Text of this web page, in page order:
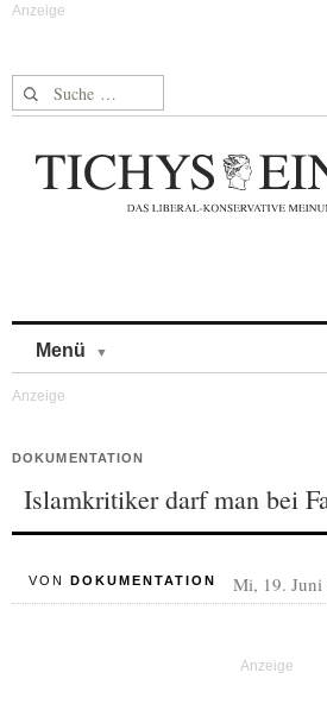
Suche nach:
Menü
DOKUMENTATION
Islamkritiker darf man bei
VON DOKUMENTATION Mi, 19. Juni